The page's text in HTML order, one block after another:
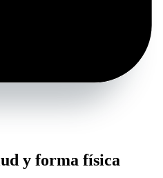
y forma física